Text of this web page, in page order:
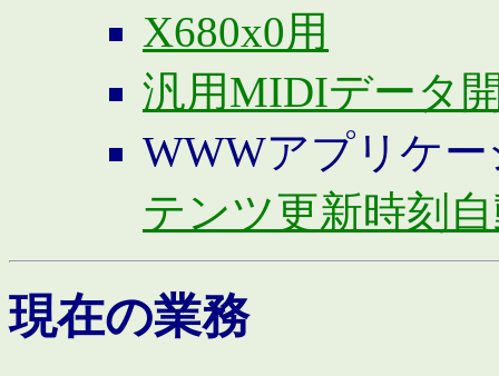
X680x0用
汎用MIDIデータ
WWWアプリケ
テンツ更新時刻
現在の業務